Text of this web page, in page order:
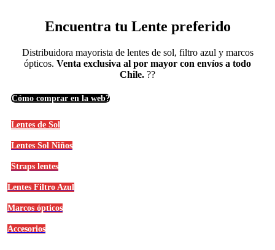
Encuentra tu Lente preferido
Distribuidora mayorista de lentes de sol, filtro azul y marcos
ópticos. Venta exclusiva al por mayor con envíos a todo
Chile. ?️?
Cómo comprar en la web?
Lentes de Sol
Lentes Sol Niños
Straps lentes
Lentes Filtro Azul
Marcos ópticos
Accesorios